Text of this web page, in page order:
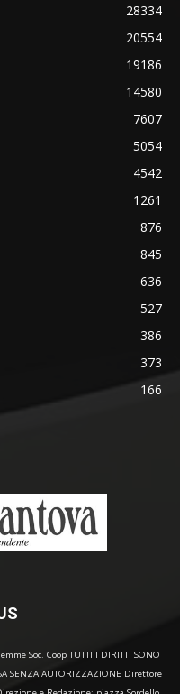
28334
20554
19186
14580
7607
5054
4542
1261
876
845
636
527
386
373
166
Soc. Coop TUTTI I DIRITTI SONO
SENZA AUTORIZZAZIONE Direttore